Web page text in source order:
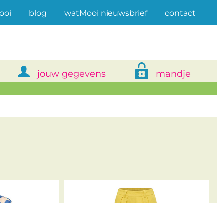
(current)
blog watMooi nieuwsbrief contact
jouw gegevens mandje